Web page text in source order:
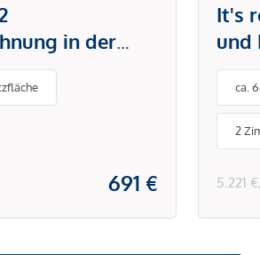
in der
691 €
It's
und
&
ca.
2
5.221